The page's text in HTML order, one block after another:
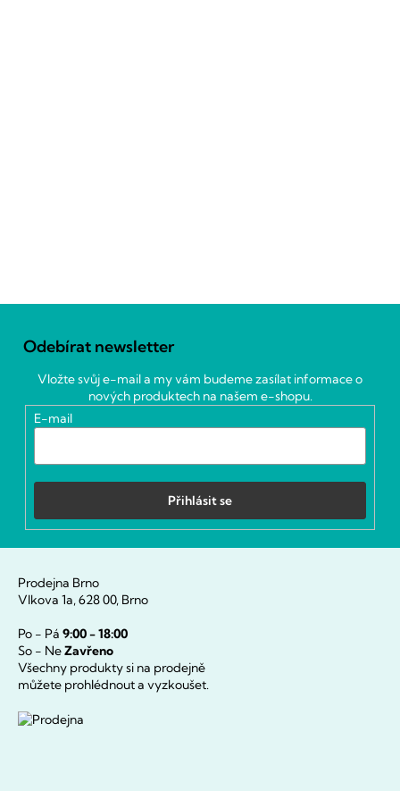
Odebírat newsletter
Vložte svůj e-mail a my vám budeme zasílat informace o
nových produktech na našem e-shopu.
E-mail
Přihlásit se
Prodejna Brno
Vlkova 1a, 628 00, Brno
Po - Pá 9:00 - 18:00
So - NeZavřeno
Všechny produkty si na prodejně
můžete prohlédnout a vyzkoušet.